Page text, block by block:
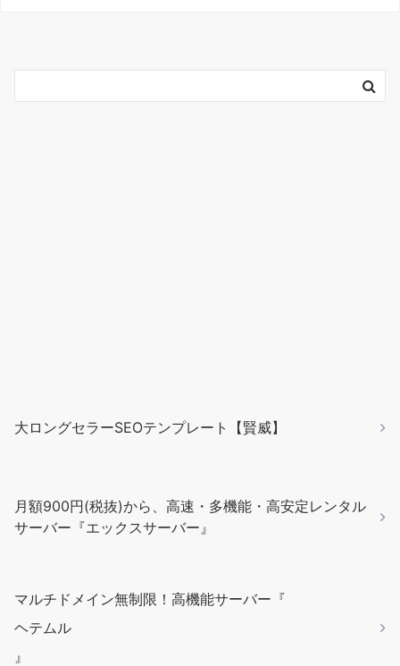
大ロングセラーSEOテンプレート【賢威】
月額900円(税抜)から、高速・多機能・高安定レンタル
サーバー『エックスサーバー』
マルチドメイン無制限！高機能サーバー『
ヘテムル
』